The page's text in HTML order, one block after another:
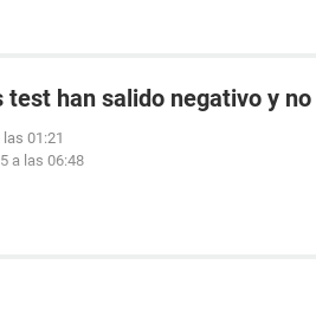
test han salido negativo y
01:21
a las 06:48